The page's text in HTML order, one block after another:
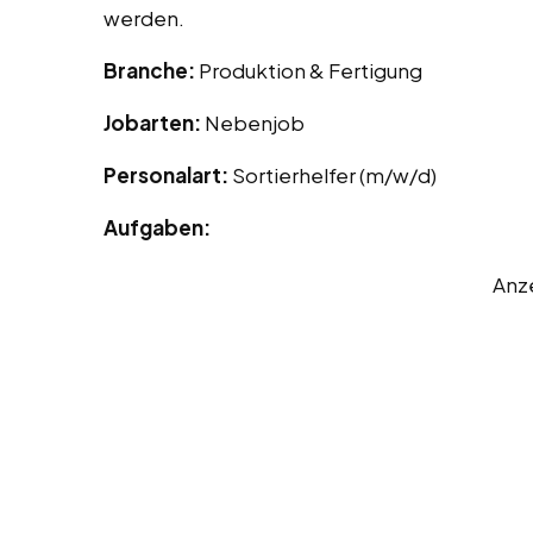
werden.
Branche: Produktion & Fertigung
Jobarten: Nebenjob
Personalart: Sortierhelfer (m/w/d)
Aufgaben: